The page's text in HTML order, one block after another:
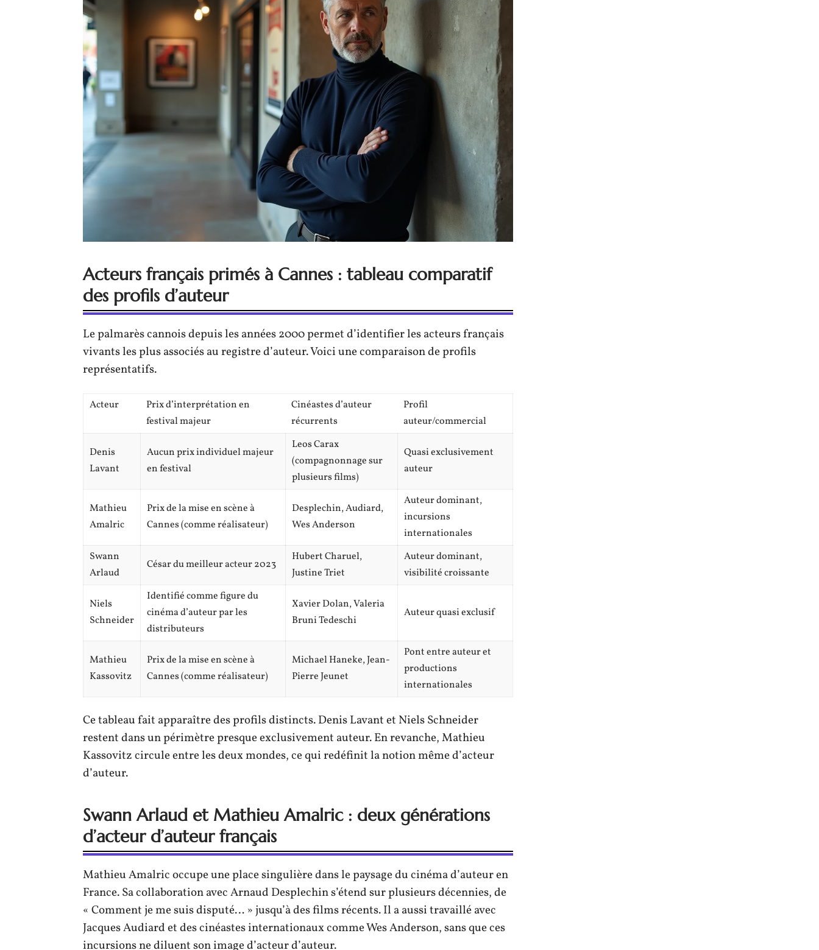
Acteurs français primés à Cannes : tableau comparatif
des profils d’auteur
Le palmarès cannois depuis les années 2000 permet d’identifier les acteurs français
vivants les plus associés au registre d’auteur. Voici une comparaison de profils
représentatifs.
Acteur
Prix d’interprétation en
festival majeur
Cinéastes d’auteur
récurrents
Profil
auteur/commercial
Denis
Lavant
Aucun prix individuel majeur
en festival
Leos Carax
(compagnonnage sur
plusieurs films)
Quasi exclusivement
auteur
Mathieu
Amalric
Prix de la mise en scène à
Cannes (comme réalisateur)
Desplechin, Audiard,
Wes Anderson
Auteur dominant,
incursions
internationales
Swann
Arlaud
César du meilleur acteur 2023
Hubert Charuel,
Justine Triet
Auteur dominant,
visibilité croissante
Niels
Schneider
Identifié comme figure du
cinéma d’auteur par les
distributeurs
Xavier Dolan, Valeria
Bruni Tedeschi
Auteur quasi exclusif
Mathieu
Kassovitz
Prix de la mise en scène à
Cannes (comme réalisateur)
Michael Haneke, Jean-
Pierre Jeunet
Pont entre auteur et
productions
internationales
Ce tableau fait apparaître des profils distincts. Denis Lavant et Niels Schneider
restent dans un périmètre presque exclusivement auteur. En revanche, Mathieu
Kassovitz circule entre les deux mondes, ce qui redéfinit la notion même d’acteur
d’auteur.
Swann Arlaud et Mathieu Amalric : deux générations
d’acteur d’auteur français
Mathieu Amalric occupe une place singulière dans le paysage du cinéma d’auteur en
France. Sa collaboration avec Arnaud Desplechin s’étend sur plusieurs décennies, de
« Comment je me suis disputé… » jusqu’à des films récents. Il a aussi travaillé avec
Jacques Audiard et des cinéastes internationaux comme Wes Anderson, sans que ces
incursions ne diluent son image d’acteur d’auteur.